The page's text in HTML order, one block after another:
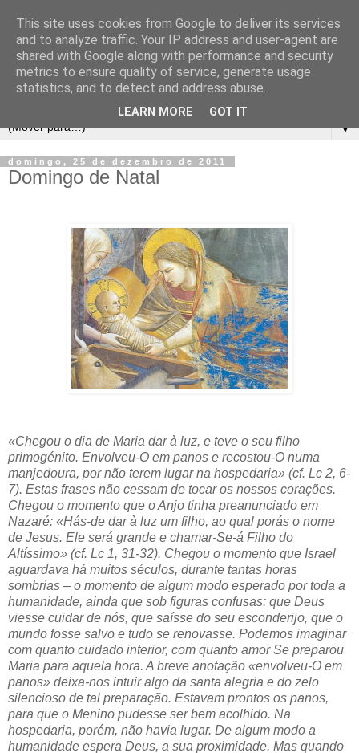
▼
domingo, 25 de dezembro de 2011
Domingo de Natal
«Chegou o dia de Maria dar à luz, e teve o seu filho
primogénito. Envolveu-O em panos e recostou-O numa
manjedoura, por não terem lugar na hospedaria» (cf. Lc 2, 6-
7). Estas frases não cessam de tocar os nossos corações.
Chegou o momento que o Anjo tinha preanunciado em
Nazaré: «Hás-de dar à luz um filho, ao qual porás o nome
de Jesus. Ele será grande e chamar-Se-á Filho do
Altíssimo» (cf. Lc 1, 31-32). Chegou o momento que Israel
aguardava há muitos séculos, durante tantas horas
sombrias – o momento de algum modo esperado por toda a
humanidade, ainda que sob figuras confusas: que Deus
viesse cuidar de nós, que saísse do seu esconderijo, que o
mundo fosse salvo e tudo se renovasse. Podemos imaginar
com quanto cuidado interior, com quanto amor Se preparou
Maria para aquela hora. A breve anotação «envolveu-O em
panos» deixa-nos intuir algo da santa alegria e do zelo
silencioso de tal preparação. Estavam prontos os panos,
para que o Menino pudesse ser bem acolhido. Na
hospedaria, porém, não havia lugar. De algum modo a
humanidade espera Deus, a sua proximidade. Mas quando
This site uses cookies from Google to deliver its services
and to analyze traffic. Your IP address and user-agent are
shared with Google along with performance and security
metrics to ensure quality of service, generate usage
statistics, and to detect and address abuse.
LEARN MORE GOT IT